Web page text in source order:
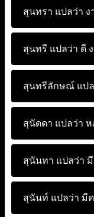
สุนทรา แปลว่า ง
สุนทรี แปลว่า
สุนทรีลักษณ์ แป
สุนัดดา แปลว่า ห
สุนันทา แปลว่า
สุนันท์ แปลว่า มี